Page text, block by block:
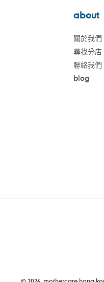
about
關於我們
尋找分店
聯絡我們
blog